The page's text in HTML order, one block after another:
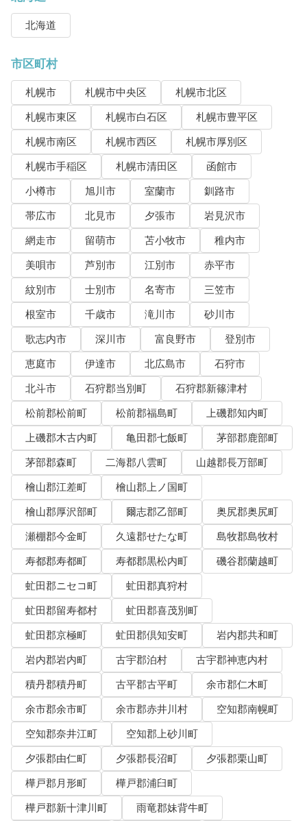
北海道
市区町村
札幌市 札幌市中央区
札幌市北区
札幌市東区
札幌市白石区
札幌市豊平区
札幌市南区
札幌市西区
札幌市厚別区
札幌市手稲区
札幌市清田区
函館市
小樽市
旭川市 室蘭市
釧路市
帯広市
北見市 夕張市
岩見沢市
網走市
留萌市 苫小牧市
稚内市
美唄市
芦別市 江別市
赤平市
紋別市
士別市 名寄市
三笠市
根室市
千歳市 滝川市
砂川市
歌志内市
深川市 富良野市
登別市
恵庭市
伊達市 北広島市
石狩市
北斗市
石狩郡当別町
石狩郡新篠津村
松前郡松前町
松前郡福島町
上磯郡知内町
上磯郡木古内町
亀田郡七飯町
茅部郡鹿部町
茅部郡森町
二海郡八雲町
山越郡長万部町
檜山郡江差町
檜山郡上ノ国町
檜山郡厚沢部町
爾志郡乙部町
奥尻郡奥尻町
瀬棚郡今金町
久遠郡せたな町
島牧郡島牧村
寿都郡寿都町
寿都郡黒松内町
磯谷郡蘭越町
虻田郡ニセコ町
虻田郡真狩村
虻田郡留寿都村
虻田郡喜茂別町
虻田郡京極町
虻田郡倶知安町
岩内郡共和町
岩内郡岩内町
古宇郡泊村
古宇郡神恵内村
積丹郡積丹町
古平郡古平町
余市郡仁木町
余市郡余市町
余市郡赤井川村
空知郡南幌町
空知郡奈井江町
空知郡上砂川町
夕張郡由仁町
夕張郡長沼町
夕張郡栗山町
樺戸郡月形町
樺戸郡浦臼町
樺戸郡新十津川町
雨竜郡妹背牛町